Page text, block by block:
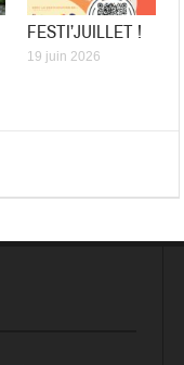
FESTI’JUILLET !
19 juin 2026